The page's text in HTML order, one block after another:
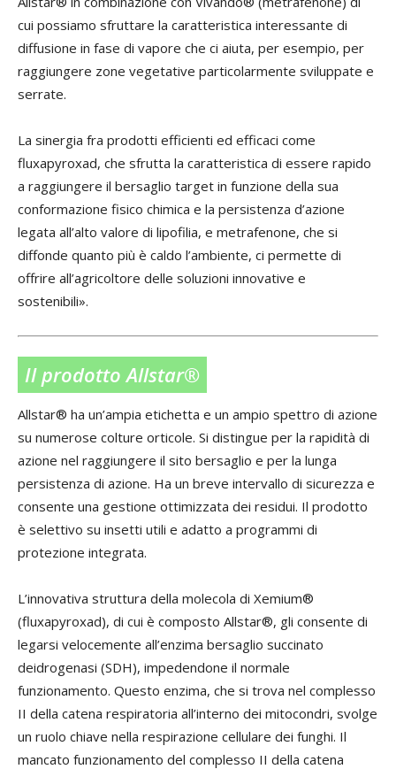
cui possiamo sfruttare la caratteristica interessante di
diffusione in fase di vapore che ci aiuta, per esempio, per
raggiungere zone vegetative particolarmente sviluppate e
serrate.
La sinergia fra prodotti efficienti ed efficaci come
fluxapyroxad, che sfrutta la caratteristica di essere rapido
a raggiungere il bersaglio target in funzione della sua
conformazione fisico chimica e la persistenza d’azione
legata all’alto valore di lipofilia, e metrafenone, che si
diffonde quanto più è caldo l’ambiente, ci permette di
offrire all’agricoltore delle soluzioni innovative e
sostenibili».
Il prodotto Allstar®
Allstar® ha un’ampia etichetta e un ampio spettro di azione
su numerose colture orticole. Si distingue per la rapidità di
azione nel raggiungere il sito bersaglio e per la lunga
persistenza di azione. Ha un breve intervallo di sicurezza e
consente una gestione ottimizzata dei residui. Il prodotto
è selettivo su insetti utili e adatto a programmi di
protezione integrata.
L’innovativa struttura della molecola di Xemium®
(fluxapyroxad), di cui è composto Allstar®, gli consente di
legarsi velocemente all’enzima bersaglio succinato
deidrogenasi (SDH), impedendone il normale
funzionamento. Questo enzima, che si trova nel complesso
II della catena respiratoria all’interno dei mitocondri, svolge
un ruolo chiave nella respirazione cellulare dei funghi. Il
mancato funzionamento del complesso II della catena